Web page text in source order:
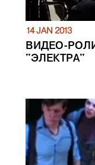
14 JAN 2013
ВИДЕО-
"ЭЛЕКТРА"